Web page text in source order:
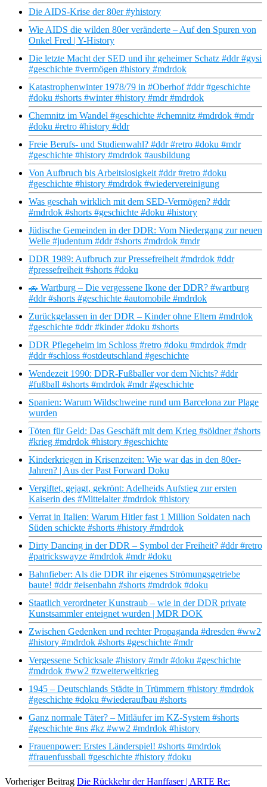
Die AIDS-Krise der 80er #yhistory
Wie AIDS die wilden 80er veränderte – Auf den Spuren von
Onkel Fred | Y-History
Die letzte Macht der SED und ihr geheimer Schatz #ddr #gysi
#geschichte #vermögen #history #mdrdok
Katastrophenwinter 1978/79 in #Oberhof #ddr #geschichte
#doku #shorts #winter #history #mdr #mdrdok
Chemnitz im Wandel #geschichte #chemnitz #mdrdok #mdr
#doku #retro #history #ddr
Freie Berufs- und Studienwahl? #ddr #retro #doku #mdr
#geschichte #history #mdrdok #ausbildung
Von Aufbruch bis Arbeitslosigkeit #ddr #retro #doku
#geschichte #history #mdrdok #wiedervereinigung
Was geschah wirklich mit dem SED-Vermögen? #ddr
#mdrdok #shorts #geschichte #doku #history
Jüdische Gemeinden in der DDR: Vom Niedergang zur neuen
Welle #judentum #ddr #shorts #mdrdok #mdr
DDR 1989: Aufbruch zur Pressefreiheit #mdrdok #ddr
#pressefreiheit #shorts #doku
🚗 Wartburg – Die vergessene Ikone der DDR? #wartburg
#ddr #shorts #geschichte #automobile #mdrdok
Zurückgelassen in der DDR – Kinder ohne Eltern #mdrdok
#geschichte #ddr #kinder #doku #shorts
DDR Pflegeheim im Schloss #retro #doku #mdrdok #mdr
#ddr #schloss #ostdeutschland #geschichte
Wendezeit 1990: DDR-Fußballer vor dem Nichts? #ddr
#fußball #shorts #mdrdok #mdr #geschichte
Spanien: Warum Wildschweine rund um Barcelona zur Plage
wurden
Töten für Geld: Das Geschäft mit dem Krieg #söldner #shorts
#krieg #mdrdok #history #geschichte
Kinderkriegen in Krisenzeiten: Wie war das in den 80er-
Jahren? | Aus der Past Forward Doku
Vergiftet, gejagt, gekrönt: Adelheids Aufstieg zur ersten
Kaiserin des #Mittelalter #mdrdok #history
Verrat in Italien: Warum Hitler fast 1 Million Soldaten nach
Süden schickte #shorts #history #mdrdok
Dirty Dancing in der DDR – Symbol der Freiheit? #ddr #retro
#patrickswayze #mdrdok #mdr #doku
Bahnfieber: Als die DDR ihr eigenes Strömungsgetriebe
baute! #ddr #eisenbahn #shorts #mdrdok #doku
Staatlich verordneter Kunstraub – wie in der DDR private
Kunstsammler enteignet wurden | MDR DOK
Zwischen Gedenken und rechter Propaganda #dresden #ww2
#history #mdrdok #shorts #geschichte #mdr
Vergessene Schicksale #history #mdr #doku #geschichte
#mdrdok #ww2 #zweiterweltkrieg
1945 – Deutschlands Städte in Trümmern #history #mdrdok
#geschichte #doku #wiederaufbau #shorts
Ganz normale Täter? – Mitläufer im KZ-System #shorts
#geschichte #ns #kz #ww2 #mdrdok #history
Frauenpower: Erstes Länderspiel! #shorts #mdrdok
#frauenfussball #geschichte #history #doku
Vorheriger Beitrag Die Rückkehr der Hanffaser | ARTE Re: